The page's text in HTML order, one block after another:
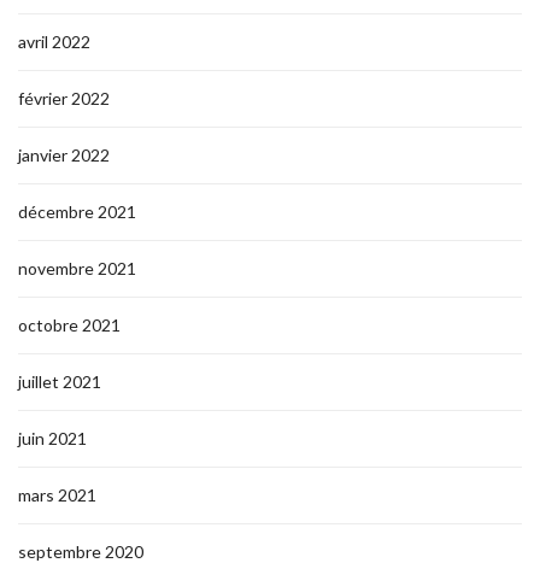
avril 2022
février 2022
janvier 2022
décembre 2021
novembre 2021
octobre 2021
juillet 2021
juin 2021
mars 2021
septembre 2020